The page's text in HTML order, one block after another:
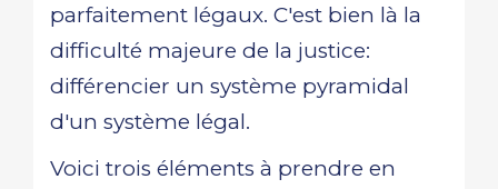
parfaitement légaux. C'est bien là la
difficulté majeure de la justice:
différencier un système pyramidal
d'un système légal.
Voici trois éléments à prendre en